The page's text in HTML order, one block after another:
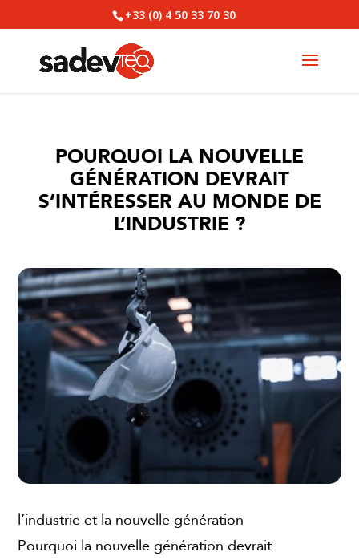
+33 (0) 4 50 33 70 30
POURQUOI LA NOUVELLE
GÉNÉRATION DEVRAIT
S’INTÉRESSER AU MONDE DE
L’INDUSTRIE ?
l’industrie et la nouvelle génération
Pourquoi la nouvelle génération devrait